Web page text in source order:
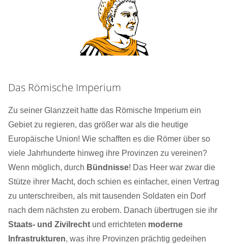
Das Römische Imperium
Zu seiner Glanzzeit hatte das Römische Imperium ein
Gebiet zu regieren, das größer war als die heutige
Europäische Union! Wie schafften es die Römer über so
viele Jahrhunderte hinweg ihre Provinzen zu vereinen?
Wenn möglich, durch Bündnisse! Das Heer war zwar die
Stütze ihrer Macht, doch schien es einfacher, einen Vertrag
zu unterschreiben, als mit tausenden Soldaten ein Dorf
nach dem nächsten zu erobern. Danach übertrugen sie ihr
Staats- und Zivilrecht und errichteten moderne
Infrastrukturen, was ihre Provinzen prächtig gedeihen